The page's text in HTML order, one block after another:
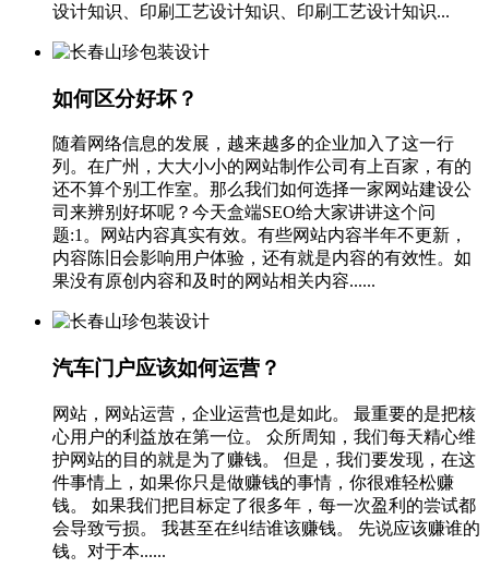
设计知识、印刷工艺设计知识、印刷工艺设计知识...
如何区分好坏？
随着网络信息的发展，越来越多的企业加入了这一行
列。在广州，大大小小的网站制作公司有上百家，有的
还不算个别工作室。那么我们如何选择一家网站建设公
司来辨别好坏呢？今天盒端SEO给大家讲讲这个问
题:1。网站内容真实有效。有些网站内容半年不更新，
内容陈旧会影响用户体验，还有就是内容的有效性。如
果没有原创内容和及时的网站相关内容......
汽车门户应该如何运营？
网站，网站运营，企业运营也是如此。 最重要的是把核
心用户的利益放在第一位。 众所周知，我们每天精心维
护网站的目的就是为了赚钱。 但是，我们要发现，在这
件事情上，如果你只是做赚钱的事情，你很难轻松赚
钱。 如果我们把目标定了很多年，每一次盈利的尝试都
会导致亏损。 我甚至在纠结谁该赚钱。 先说应该赚谁的
钱。对于本......